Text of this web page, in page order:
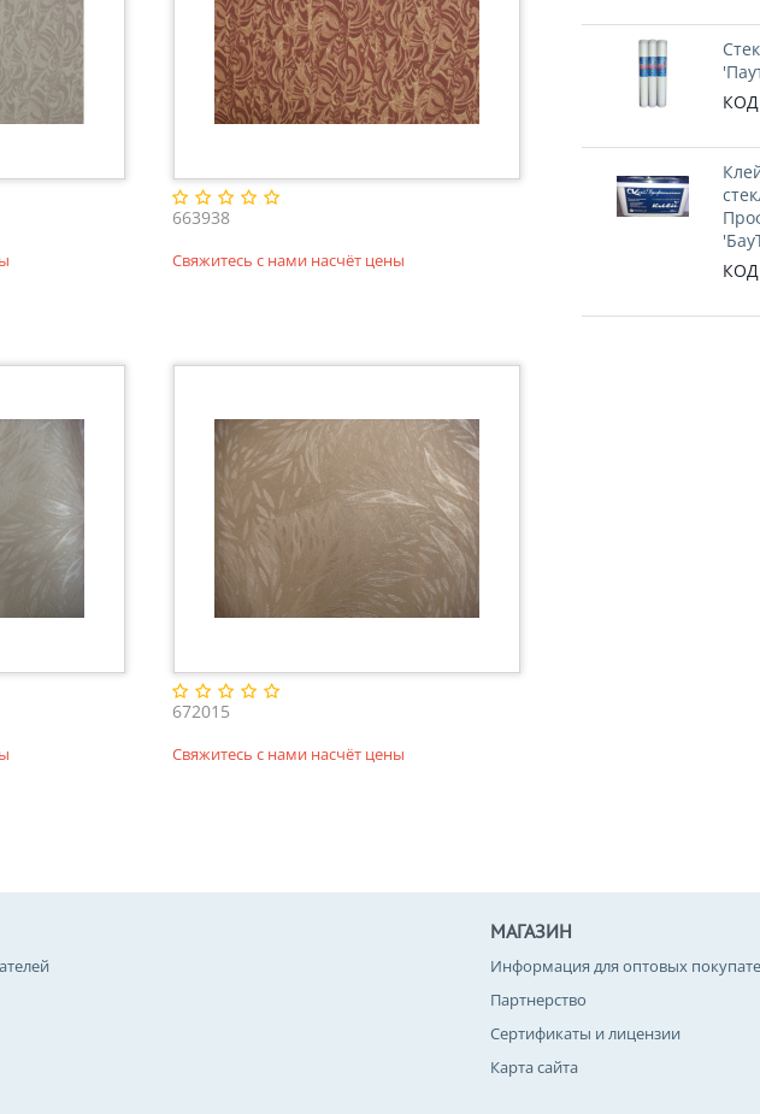
663938
Свяжитесь с нами насчёт цены
672015
Свяжитесь с нами насчёт цены
МАГАЗИН
Информация для оптовых
Партнерство
Сертификаты и лицензии
Карта сайта